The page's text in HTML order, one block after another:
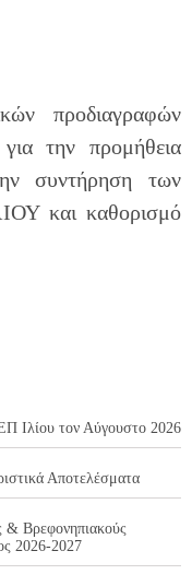
προδιαγραφών
την προμήθεια
συντήρηση των
και καθορισμό
Ιλίου τον Αύγουστο 2026
Αποτελέσματα
& Βρεφονηπιακούς
2026-2027